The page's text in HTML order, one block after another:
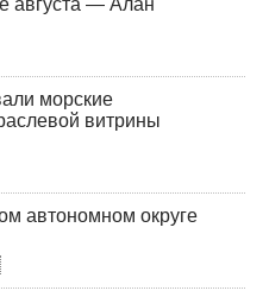
августа — Алан
морские
витрины
автономном округе